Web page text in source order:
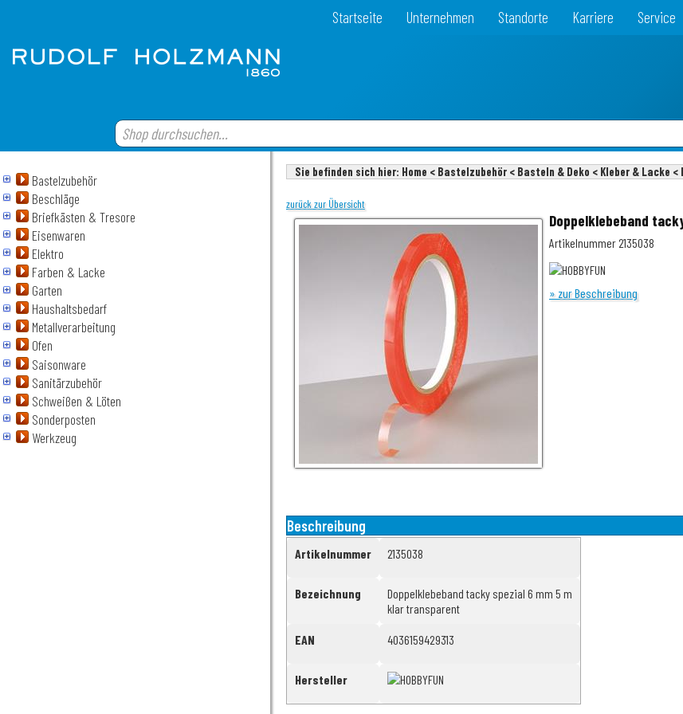
Startseite Unternehmen Standorte Karriere Service
Bastelzubehör
Beschläge
Briefkästen & Tresore
Eisenwaren
Elektro
Farben & Lacke
Garten
Haushaltsbedarf
Metallverarbeitung
Ofen
Saisonware
Sanitärzubehör
Schweißen & Löten
Sonderposten
Werkzeug
Sie befinden sich hier: Home < Bastelzubehör < Basteln & Deko < Kleber & Lacke
zurück zur Übersicht
Doppelklebeband
Artikelnummer 2135038
» zur Beschreibung
Beschreibung
Artikelnummer 2135038
Bezeichnung
Doppelklebeband tacky spezial 6 mm 5 m
klar transparent
EAN 4036159429313
Hersteller